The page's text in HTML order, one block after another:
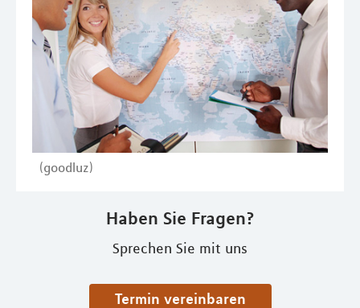
(goodluz)
Haben Sie Fragen?
Sprechen Sie mit uns
Termin vereinbaren